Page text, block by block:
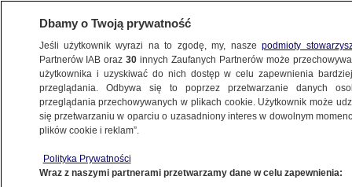
METEO
ŚWIAT
śmiertelne i zaginieni
Dbamy o Twoją prywatność
Jeśli użytkownik wyrazi na to zgodę, my, naszepodmioty
Partnerów IAB oraz30 innych Zaufanych Partnerów może
użytkownika i uzyskiwać do nich dostęp w celu zapewnienia
przeglądania. Odbywa się to poprzez przetwarzanie danych
przeglądania przechowywanych w plikach cookie. Użytkownik może
się przetwarzaniu w oparciu o uzasadniony interes w dowolnym
plików cookie i reklam”.
Polityka Prywatności
Wraz z naszymi partnerami przetwarzamy dane w celu zapewnienia: